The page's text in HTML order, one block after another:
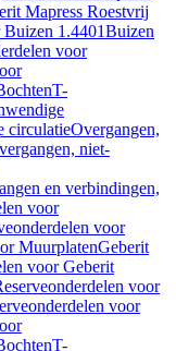
Mapress Roestvrij
1.4401Buizen
voor
T-
circulatieOvergangen,
niet-
en verbindingen,
voor
voor
MuurplatenGeberit
voor Geberit
voor
voor
T-